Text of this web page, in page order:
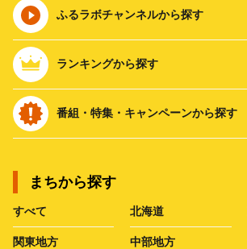
ふるラボチャンネルから探す
ランキングから探す
番組・特集・キャンペーンから探す
まちから探す
すべて 北海道
関東地方 中部地方